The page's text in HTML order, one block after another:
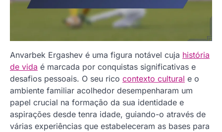
Anvarbek Ergashev é uma figura notável cuja história
de vida é marcada por conquistas significativas e
desafios pessoais. O seu rico contexto cultural e o
ambiente familiar acolhedor desempenharam um
papel crucial na formação da sua identidade e
aspirações desde tenra idade, guiando-o através de
várias experiências que estabeleceram as bases para